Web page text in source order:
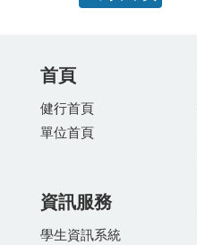
首頁
健行首頁
單位首頁
資訊服務
學生資訊系統